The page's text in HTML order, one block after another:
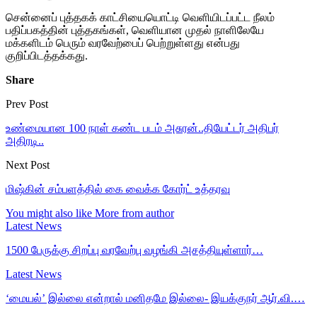
சென்னைப் புத்தகக் காட்சியையொட்டி வெளியிடப்பட்ட நீலம்
பதிப்பகத்தின் புத்தகங்கள், வெளியான முதல் நாளிலேயே
மக்களிடம் பெரும் வரவேற்பைப் பெற்றுள்ளது என்பது
குறிப்பிடத்தக்கது.
Share
Prev Post
உண்மையான 100 நாள் கண்ட படம் அசுரன்..தியேட்டர் அதிபர்
அதிரடி..
Next Post
மிஷ்கின் சம்பளத்தில் கை வைக்க கோர்ட் உத்தரவு
You might also like More from author
Latest News
1500 பேருக்கு சிறப்பு வரவேற்பு வழங்கி அசத்தியுள்ளார்…
Latest News
‘மையல்’ இல்லை என்றால் மனிதமே இல்லை- இயக்குநர் ஆர்.வி.…